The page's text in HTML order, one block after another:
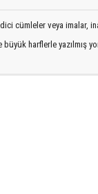
cümleler veya imalar,
harflerle yazılmış